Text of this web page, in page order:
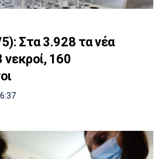
Στα 3.928 τα νέα
160